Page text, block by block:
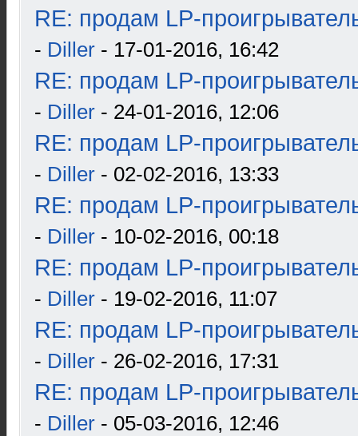
RE: продам LP-
- Diller - 17-01-2016, 16:42
RE: продам LP-
- Diller - 24-01-2016, 12:06
RE: продам LP-
- Diller - 02-02-2016, 13:33
RE: продам LP-
- Diller - 10-02-2016, 00:18
RE: продам LP-
- Diller - 19-02-2016, 11:07
RE: продам LP-
- Diller - 26-02-2016, 17:31
RE: продам LP-
- Diller - 05-03-2016, 12:46